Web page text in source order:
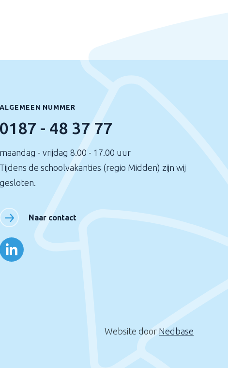
ALGEMEEN NUMMER
0187 - 48 37 77
maandag - vrijdag 8.00 - 17.00 uur
Tijdens de schoolvakanties (regio Midden) zijn wij
gesloten.
Naar contact
Website door Nedbase